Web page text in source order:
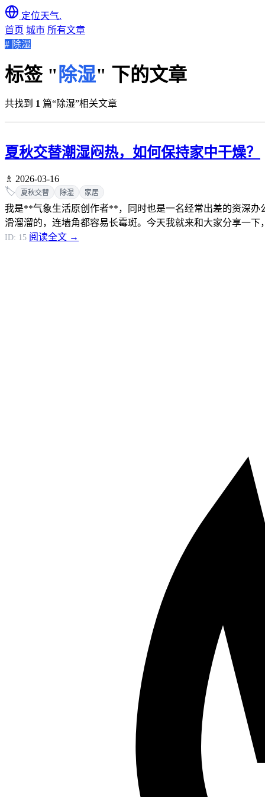
定位天气.
首页 城市 所有文章
# 除湿
标签 " 除湿" 下的文章
共找到 1 篇“除湿”相关文章
夏秋交替潮湿闷热，如何保持家中干燥？
♗ 2026-03-16
🏷️
夏秋交替 除湿 家居
我是**气象生活原创作者**，同时也是一名经常出差的资深
滑溜溜的，连墙角都容易长霉斑。今天我就来和大家分享一
ID: 15 阅读全文 →